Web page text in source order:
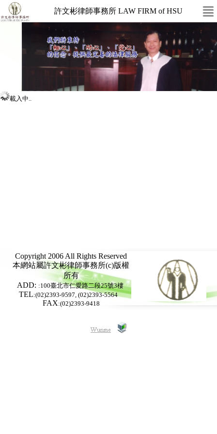
許文彬律師事務所 LAW FIRM of HSU
載入中..
Copyright 2006 All Rights Reserved
本網站屬許文彬律師事務所(c)版權
所有
ADD: :100臺北市仁愛路二段25號3樓
TEL:(02)2393-9597, (02)2393-5564
FAX:(02)2393-9418